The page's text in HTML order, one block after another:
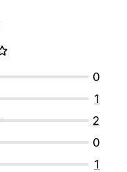
0
1
2
0
1